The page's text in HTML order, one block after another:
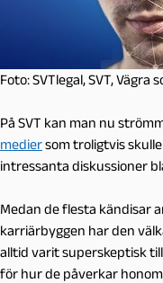
Foto: SVTlegal, SVT, Vägra
På SVT kan man nu
mediersom troligtvis
intressanta diskussioner
Medan de flesta kändisar
karriärbyggen har den
alltid varit superskeptisk
för hur de påverkar